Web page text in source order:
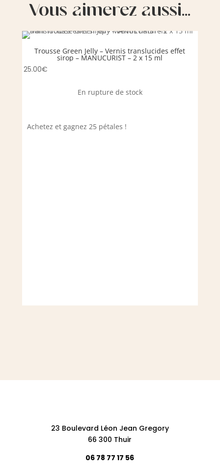
Vous aimerez aussi…
Trousse Green Jelly – Vernis translucides effet
sirop – MANUCURIST – 2 x 15 ml
25.00€
En rupture de stock
Achetez et gagnez 25 pétales !
23 Boulevard Léon Jean Gregory
66 300 Thuir
06 78 77 17 56